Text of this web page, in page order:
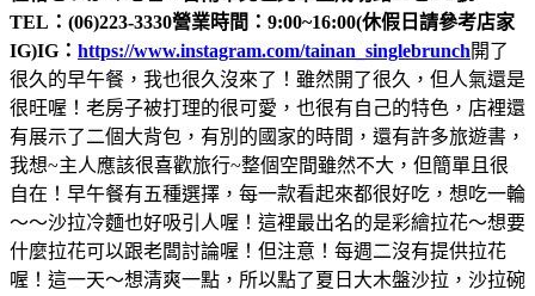
TEL：(06)223-3330營業時間：9:00~16:00(休假日請參考店家
IG)IG： https://www.instagram.com/tainan_singlebrunch開了
很久的早午餐，我也很久沒來了！雖然開了很久，但人氣還是
很旺喔！老房子被打理的很可愛，也很有自己的特色，店裡還
有展示了二個大背包，有別的國家的時間，還有許多旅遊書，
我想~主人應該很喜歡旅行~整個空間雖然不大，但簡單且很
自在！早午餐有五種選擇，每一款看起來都很好吃，想吃一輪
～～沙拉冷麵也好吸引人喔！這裡最出名的是彩繪拉花～想要
什麼拉花可以跟老闆討論喔！但注意！每週二沒有提供拉花
喔！這一天～想清爽一點，所以點了夏日大木盤沙拉，沙拉碗